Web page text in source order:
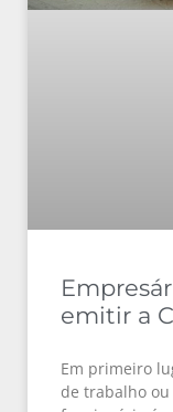
emitir a
Em primeiro
de trabalho